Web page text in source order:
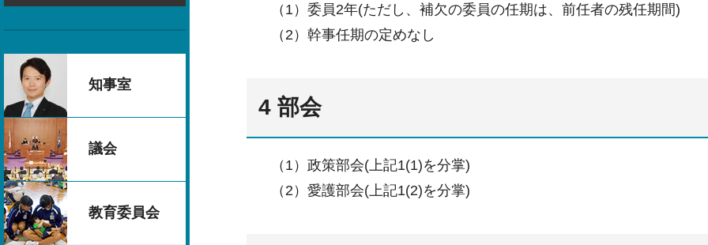
知事室
議会
教育委員会
（1）委員2年(ただし、補欠の委員の任期は、前任者の残任期間)
（2）幹事任期の定めなし
4 部会
（1）政策部会(上記1(1)を分掌)
（2）愛護部会(上記1(2)を分掌)